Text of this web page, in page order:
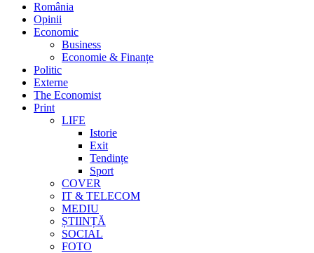
România
Opinii
Economic
Business
Economie & Finanțe
Politic
Externe
The Economist
Print
LIFE
Istorie
Exit
Tendințe
Sport
COVER
IT & TELECOM
MEDIU
ȘTIINȚĂ
SOCIAL
FOTO